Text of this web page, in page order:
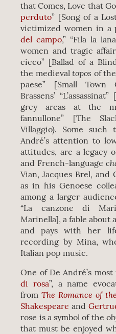
that Comes, Love that
perduto” [Song of a
victimized women in a
del campo,” “Fila la
women and tragic
cieco” [Ballad of a
the medievaltopos of
paese” [Small Town
Brassens’
grey areas at the
fannullone” [The
Villaggio). Some such
André’s attention to
attitudes, are a legacy
and French-language
Vian, Jacques Brel, and
as in his Genoese
among a larger
“La canzone di
Marinella], a fable about
and pays with her
recording by Mina,
Italian pop music.
One of De André’s most
di rosa”, a name
fromThe Romance of
Shakespeare and
rose is a symbol of the
that must be enjoyed